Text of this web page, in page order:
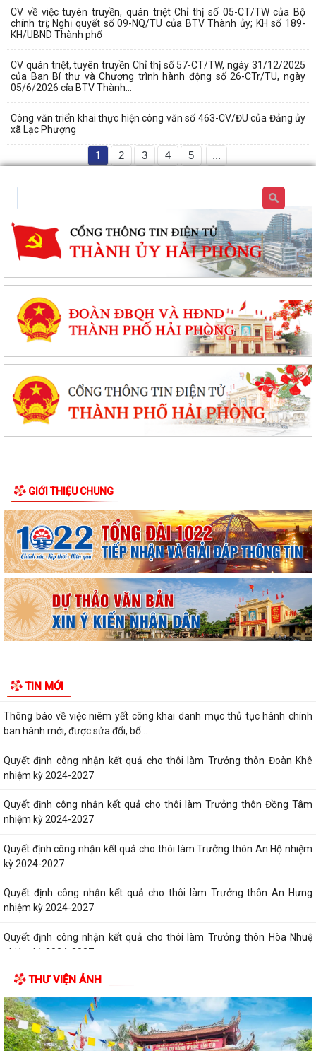
CV về việc tuyên truyền, quán triệt Chỉ thị số 05-CT/TW của Bộ
chính trị; Nghị quyết số 09-NQ/TU của BTV Thành ủy; KH số 189-
KH/UBND Thành phố
CV quán triệt, tuyên truyền Chỉ thị số 57-CT/TW, ngày 31/12/2025
của Ban Bí thư và Chương trình hành động số 26-CTr/TU, ngày
05/6/2026 cỉa BTV Thành...
Công văn triển khai thực hiện công văn số 463-CV/ĐU của Đảng ủy
xã Lạc Phượng
1 2 3 4 5 ...
GIỚI THIỆU CHUNG
TIN MỚI
Thông báo Về việc lựa chọn đơn vị thực hiện cuộc đấu giá quyền sử
dụng đất
Quyết định công nhận ban Công tác Mặt trận thôn An Hưng, xã Lạc
Phượng, thành phố Hải Phòng
Quyết định về việc cho phép chuyển mục đích sử dụng đất
Quyết định về việc phê duyệt giá khởi điểm làm cơ sở đấu giá Quyền sử
dụng 1.029,1 m2 đất ở được...
1.029,1 m2 đất ở được chia thành 12 lô...
Thông báo về việc niêm yết công khai danh mục thủ tục hành chính
ban hành mới, được sửa đổi, bổ...
Quyết định công nhận kết quả cho thôi làm Trưởng thôn Đoàn Khê
nhiệm kỳ 2024-2027
Quyết định công nhận kết quả cho thôi làm Trưởng thôn Đồng Tâm
nhiệm kỳ 2024-2027
Quyết định công nhận kết quả cho thôi làm Trưởng thôn An Hộ nhiệm
kỳ 2024-2027
Quyết định công nhận kết quả cho thôi làm Trưởng thôn An Hưng
nhiệm kỳ 2024-2027
Quyết định công nhận kết quả cho thôi làm Trưởng thôn Hòa Nhuệ
nhiệm kỳ 2024-2027
Quyết định công nhận kết quả cho thôi làm Trưởng thôn Như Lâm
nhiệm kỳ 2024-2027
Quyết định công nhận kết quả cho thôi làm Trưởng thôn Quan Lộc
nhiệm kỳ 2024-2027
THƯ VIỆN ẢNH